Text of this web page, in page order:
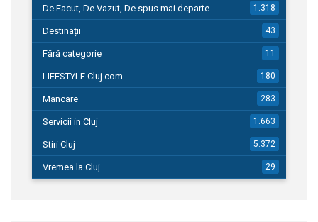
De Facut, De Vazut, De spus mai departe… 1.318
Destinații 43
Fără categorie 11
LIFESTYLE Cluj.com 180
Mancare 283
Servicii in Cluj 1.663
Stiri Cluj 5.372
Vremea la Cluj 29